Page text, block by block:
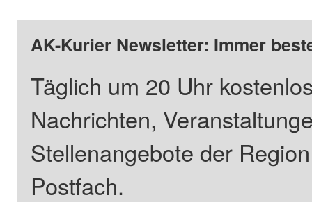
AK-Kurier Newsletter: Immer
Täglich um 20 Uhr
Nachrichten,
Stellenangebote der
Postfach.